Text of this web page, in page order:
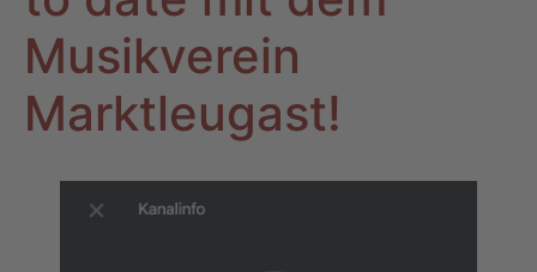
Musikverein
Marktleugast!